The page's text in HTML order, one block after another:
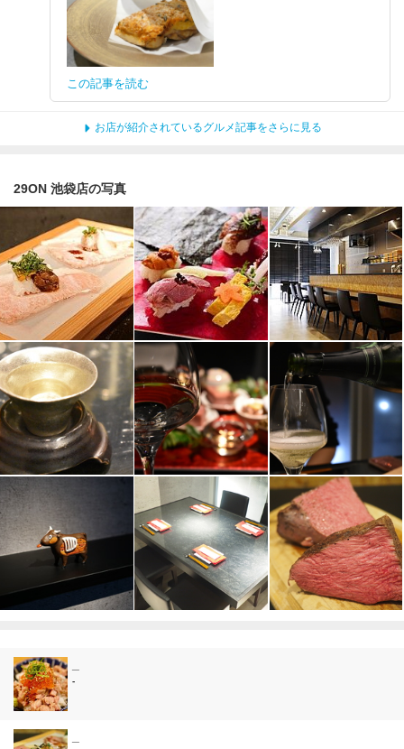
この記事を読む
お店が紹介されているグルメ記事をさらに見る
29ON 池袋店の写真
-